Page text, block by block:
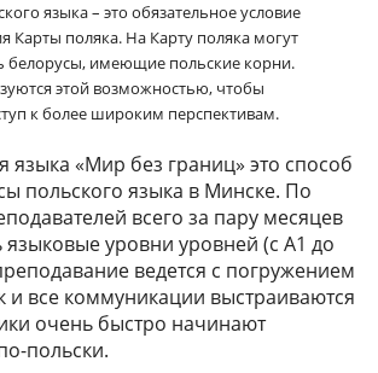
языка – это обязательное условие
Карты поляка. На Карту поляка могут
белорусы, имеющие польские корни.
этой возможностью, чтобы
к более широким перспективам.
языка «Мир без границ» это способ
польского языка в Минске. По
всего за пару месяцев
уровни уровней (с A1 до
ведется с погружением
и все коммуникации выстраиваются
очень быстро начинают
польски.